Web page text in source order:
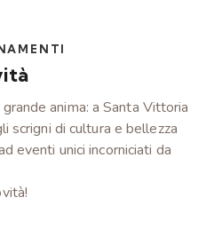
anima: a Santa Vittoria
scrigni di cultura e bellezza
eventi unici incorniciati da